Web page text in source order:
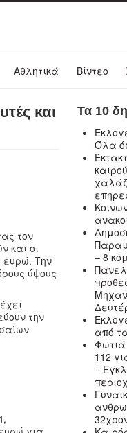
Αθλητικά Βίντεο
και
τον
και οι
ευρώ. Την
ύψους
την
Τα 10
Όλα
– 8
από
112
–